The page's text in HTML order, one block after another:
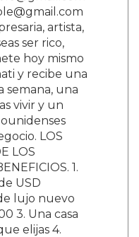
artista,
ser rico,
hoy mismo
y recibe una
una
vivir y un
LOS
LOS
1.
USD
lujo nuevo
3. Una casa
elijas 4.